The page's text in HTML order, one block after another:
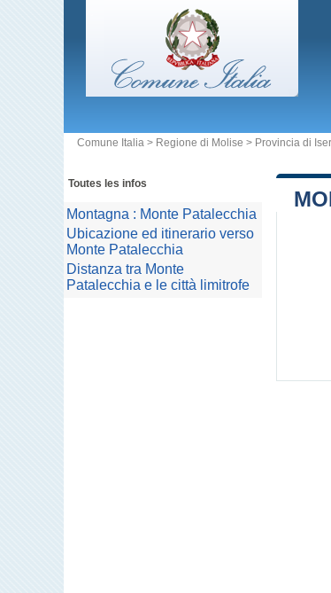
Comune Italia > Regione di Molise > Provincia di
Toutes les infos
Montagna : Monte Patalecchia
Ubicazione ed itinerario verso
Monte Patalecchia
Distanza tra Monte
Patalecchia e le città limitrofe